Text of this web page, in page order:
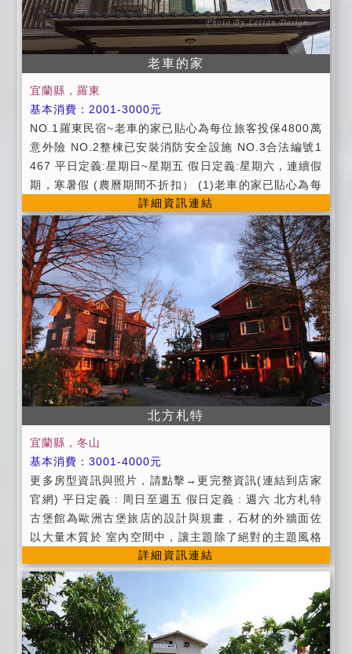
老車的家
宜蘭縣，羅東
基本消費：2001-3000元
NO.1羅東民宿~老車的家已貼心為每位旅客投保4800萬
意外險 NO.2整棟已安裝消防安全設施 NO.3合法編號1
467 平日定義:星期日~星期五 假日定義:星期六，連續假
期，寒暑假 (農曆期間不折扣） (1)老車的家已貼心為每
位旅客投保3400萬公共意外險，讓旅客住宿有保障。
(2)老車的家整棟已安裝消防設備。 (3)備有32吋LED液
晶電視，變頻冷氣，獨立衛浴， 洗澡盆洗用品，吹風
機，保冷熱壺，室內免洗拖鞋， 寬頻WiFi無線上網，
樓梯走道牆均有室內電話可連接每一層樓。 (4)老車的家
備有免費停車位 （請先告知車輛） (5)進房時間-下午1
5:00後，退房時間上午11:00前。 (6)平日：週日至週五
假日：週六，連續假期 原價：農曆春節期間 (7)入住時
請記得出示你的證件，以便我們登記， 在辦理登記的同
時也請你將住宿費一併繳納。 (8)如預訂房間，訂金需繳
價格之30%計算， 年節期間訂金為5成。 (9)如因天災颱
風（依中央氣象局發佈海上颱風為準）， 地震等不可抗
房客安全，與環境品質， 不接受非住宿房客人士入內參
訪如需加人請先告知。 (11)夜間10點過後請勿大聲喧
嘩， 勿嘻鬧更不能開派對喔。 (12)房間內 請勿吸菸避
免偵煙警報器誤鳴。 (13)請勿攜帶寵物住宿內， 請勿破
壞或攜帶出屋內的用品 （如家具，電視，冷氣，遙控
器…等物品） 否則要請你照價賠償喔。 ※ 延期住宿：
請於十天前告知，限延期一次。 ※ 延期住宿： 如遇天
災 (颱風、地震) 經宜蘭縣政府或旅客所在地政府發佈停
止上班上課， 將可辦理延期住宿，並將保留訂金三個
月， 並於期限內擇期住宿。 ※ 取消訂房訂金退還標
準：（依據消保會規定） 1.當日或春節期間取消訂房
詳細資訊連結
北方札特
宜蘭縣，冬山
基本消費：3001-4000元
更多房型資訊與照片，請點擊→更完整資訊(連結到店家
官網) 平日定義 : 周日至週五 假日定義 : 週六 北方札特
古堡館為歐洲古堡旅店的設計與規畫，石材的外牆面佐
以大量木質於 室內空間中，讓主題除了絕對的主題風格
外，更不失旅遊住宿所期待的溫暖、 舒適與幸福感，寬
敞的庭廊空間呼應著高聳的庭院棲木則更是讓人聯想十
月中 歐的氣息氛圍。 北方札特木屋館為民宿原創的主體
建築全原木的結構與 材質，還原真木屋之優異特質，與
大自然交換空氣，與 人調息溫度，乾爽又溫暖的舒適
感，絕對適當下最優益 的居宿建築之一，讓自己體驗一
詳細資訊連結